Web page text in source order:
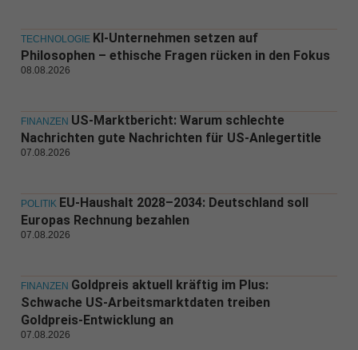
TECHNOLOGIE KI-Unternehmen setzen auf
Philosophen – ethische Fragen rücken in den Fokus
08.08.2026
FINANZEN US-Marktbericht: Warum schlechte
Nachrichten gute Nachrichten für US-Anlegertitle
07.08.2026
POLITIK EU-Haushalt 2028–2034: Deutschland soll
Europas Rechnung bezahlen
07.08.2026
FINANZEN Goldpreis aktuell kräftig im Plus:
Schwache US-Arbeitsmarktdaten treiben
Goldpreis-Entwicklung an
07.08.2026